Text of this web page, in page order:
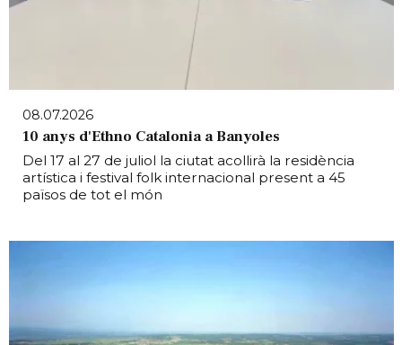
08.07.2026
10 anys d'Ethno Catalonia a Banyoles
Del 17 al 27 de juliol la ciutat acollirà la residència
artística i festival folk internacional present a 45
països de tot el món